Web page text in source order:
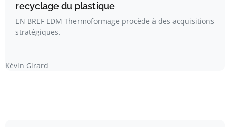
recyclage du plastique
EN BREF EDM Thermoformage procède à des acquisitions
stratégiques.
Kévin Girard